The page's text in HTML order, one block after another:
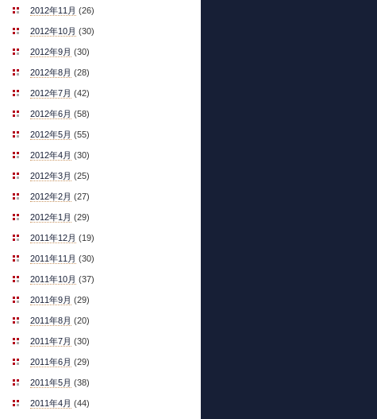
2012年11月 (26)
2012年10月 (30)
2012年9月 (30)
2012年8月 (28)
2012年7月 (42)
2012年6月 (58)
2012年5月 (55)
2012年4月 (30)
2012年3月 (25)
2012年2月 (27)
2012年1月 (29)
2011年12月 (19)
2011年11月 (30)
2011年10月 (37)
2011年9月 (29)
2011年8月 (20)
2011年7月 (30)
2011年6月 (29)
2011年5月 (38)
2011年4月 (44)